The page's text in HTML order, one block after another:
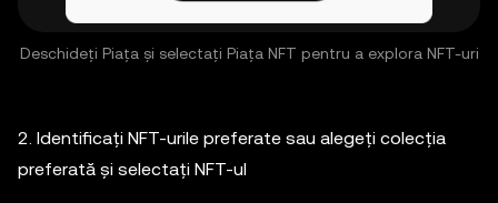
Deschideți Piața și selectați Piața NFT pentru a explora NFT-uri
2. Identificați NFT-urile preferate sau alegeți colecția
preferată și selectați NFT-ul